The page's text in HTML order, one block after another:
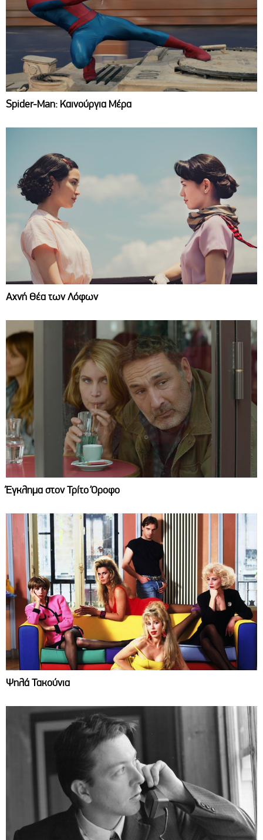
Spider-Man: Καινούργια Μέρα
Αχνή Θέα των Λόφων
Έγκλημα στον Τρίτο Όροφο
Ψηλά Τακούνια